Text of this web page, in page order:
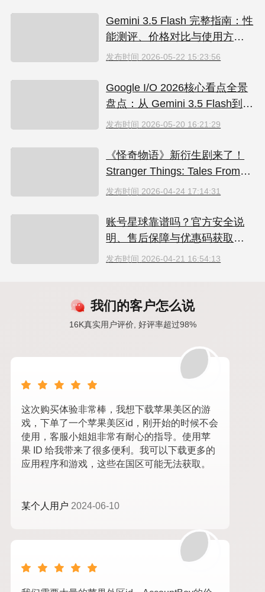
Gemini 3.5 Flash 完整指南：性
能测评、价格对比与使用方法
（2026）
发布时间 2026-05-22 15:23:56
Google I/O 2026核心看点全景
盘点：从 Gemini 3.5 Flash到全
新AI智能体生态
发布时间 2026-05-20 16:21:29
《怪奇物语》新衍生剧来了！
Stranger Things: Tales From
'85 好看吗？附奈飞拼车低价观
发布时间 2026-04-24 17:14:31
账号星球靠谱吗？官方安全说
明、售后保障与优惠码获取指
南（2026）
发布时间 2026-04-21 16:54:13
我们的客户怎么说
16K真实用户评价, 好评率超过98%
这次购买体验非常棒，我想下载苹果美区的游
戏，下单了一个苹果美区id，刚开始的时候不会
使用，客服小姐姐非常有耐心的指导。使用苹
果 ID 给我带来了很多便利。我可以下载更多的
应用程序和游戏，这些在国区可能无法获取。
某个人用户 2024-06-10